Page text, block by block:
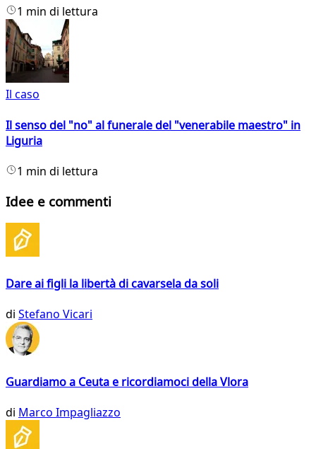
1 min di lettura
Il caso
Il senso del "no" al funerale del "venerabile maestro" in
Liguria
1 min di lettura
Idee e commenti
Dare ai figli la libertà di cavarsela da soli
di Stefano Vicari
Guardiamo a Ceuta e ricordiamoci della Vlora
di Marco Impagliazzo